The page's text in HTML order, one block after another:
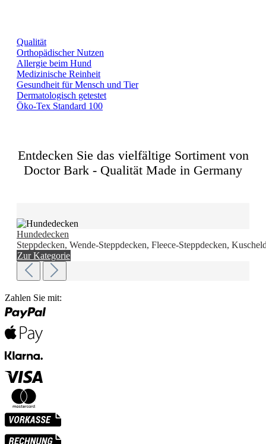
Qualität
Orthopädischer Nutzen
Allergie beim Hund
Medizinische Reinheit
Gesundheit für Mensch und Tier
Dermatologisch getestet
Öko-Tex Standard 100
Entdecken Sie das vielfältige Sortiment von
Doctor Bark - Qualität Made in Germany
Hundedecken
Steppdecken, Wende-Steppdecken, Fleece-Steppdecken,
Zur Kategorie
Zahlen Sie mit: